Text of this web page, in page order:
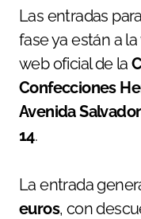
Las entradas
fase ya están a
web oficial de la
Confecciones
Avenida
14.
La entrada
euros, con